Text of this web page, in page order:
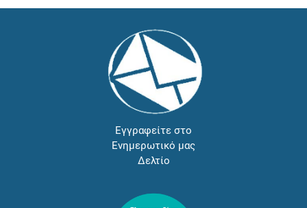
Εγγραφείτε στο
Ενημερωτικό μας
Δελτίο